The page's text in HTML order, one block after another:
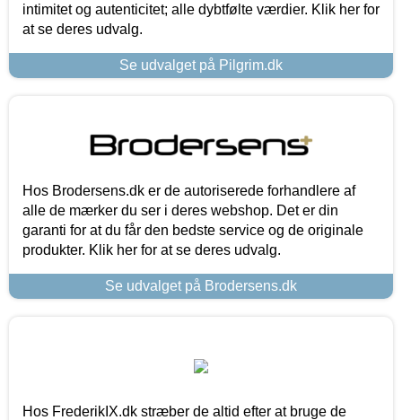
intimitet og autenticitet; alle dybtfølte værdier. Klik her for
at se deres udvalg.
Se udvalget på Pilgrim.dk
Hos Brodersens.dk er de autoriserede forhandlere af
alle de mærker du ser i deres webshop. Det er din
garanti for at du får den bedste service og de originale
produkter. Klik her for at se deres udvalg.
Se udvalget på Brodersens.dk
Hos FrederikIX.dk stræber de altid efter at bruge de